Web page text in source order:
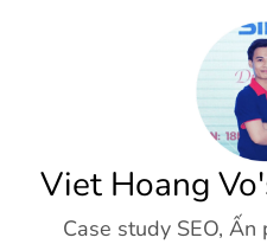
Viet Hoang
Case study SEO, Ấn